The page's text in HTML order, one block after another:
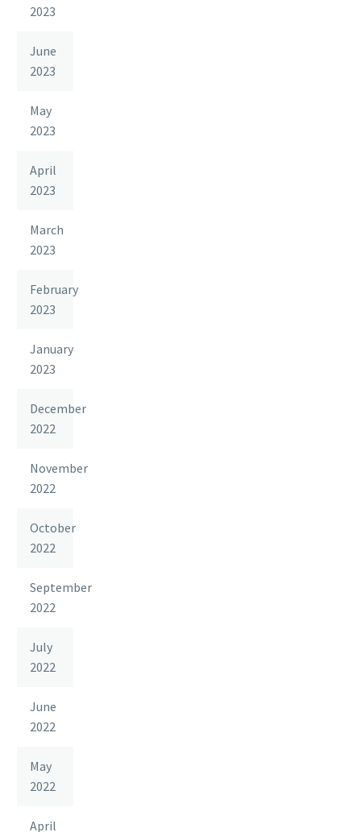
2023
June
2023
May
2023
April
2023
March
2023
February
2023
January
2023
December
2022
November
2022
October
2022
September
2022
July
2022
June
2022
May
2022
April